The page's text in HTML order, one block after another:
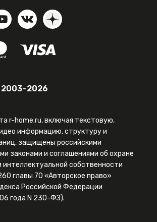
2003–2026
r-home.ru, включая текстовую,
информацию, структуру и
защищены российскими
законами и соглашениями об охране
интеллектуальной собственности
главы 70 «Авторское право»
Российской Федерации
года N 230-ФЗ).